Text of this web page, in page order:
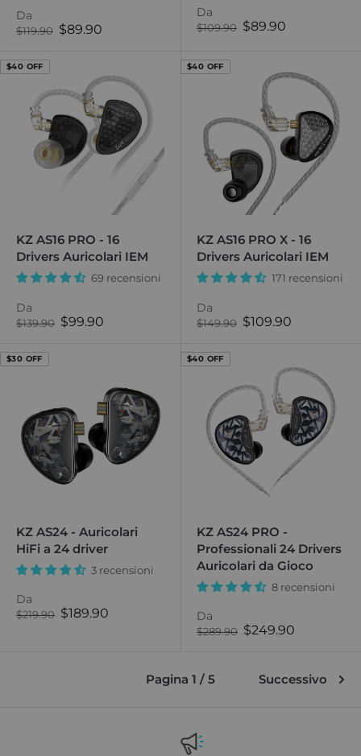
Da
Prezzo
$119.90 Prezzo
$89.90
Da
Prezzo
$109.90 Prezzo
$89.90
$40 OFF
KZ AS16 PRO - 16
Drivers Auricolari IEM
69 recensioni
Da
Prezzo
$139.90 Prezzo
$99.90
$40 OFF
KZ AS16 PRO X - 16
Drivers Auricolari IEM
171 recensioni
Da
Prezzo
$149.90 Prezzo
$109.90
$30 OFF
KZ AS24 - Auricolari
HiFi a 24 driver
3 recensioni
Da
Prezzo
$219.90 Prezzo
$189.90
$40 OFF
KZ AS24 PRO -
Professionali 24 Drivers
Auricolari da Gioco
8 recensioni
Da
Prezzo
$289.90 Prezzo
$249.90
Pagina 1 / 5 Successivo